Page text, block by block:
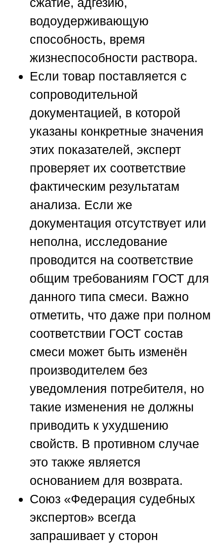
водоудерживающую
способность, время
жизнеспособности раствора.
Если товар поставляется с
сопроводительной
документацией, в которой
указаны конкретные значения
этих показателей, эксперт
проверяет их соответствие
фактическим результатам
анализа. Если же
документация отсутствует или
неполна, исследование
проводится на соответствие
общим требованиям ГОСТ для
данного типа смеси. Важно
отметить, что даже при полном
соответствии ГОСТ состав
смеси может быть изменён
производителем без
уведомления потребителя, но
такие изменения не должны
приводить к ухудшению
свойств. В противном случае
это также является
основанием для возврата.
Союз «Федерация судебных
экспертов» всегда
запрашивает у сторон